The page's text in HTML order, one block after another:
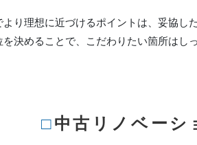
より理想に近づけるポイントは、妥協し
を決めることで、こだわりたい箇所はし
□中古リノベー